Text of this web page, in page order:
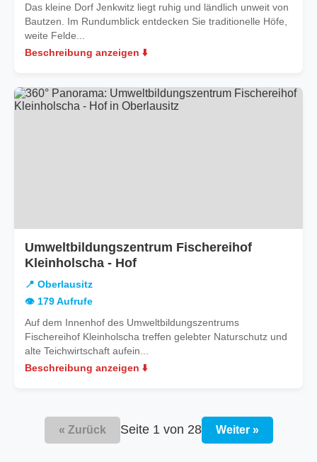
Das kleine Dorf Jenkwitz liegt ruhig und ländlich unweit von
Bautzen. Im Rundumblick entdecken Sie traditionelle Höfe,
weite Felde...
Beschreibung anzeigen ⬇️
Umweltbildungszentrum Fischereihof
Kleinholscha - Hofin
📍 Oberlausitz
👁️ 179 Aufrufe
Auf dem Innenhof des Umweltbildungszentrums
Fischereihof Kleinholscha treffen gelebter Naturschutz und
alte Teichwirtschaft aufein...
Beschreibung anzeigen ⬇️
« Zurück Seite 1 von 28 Weiter »